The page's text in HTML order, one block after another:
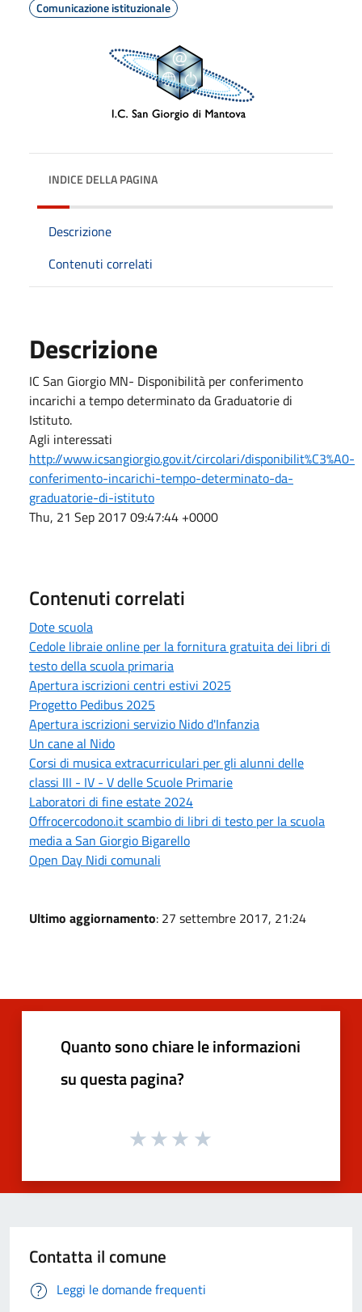
Comunicazione istituzionale
INDICE DELLA PAGINA
Descrizione
Contenuti correlati
Descrizione
IC San Giorgio MN- Disponibilità per conferimento
incarichi a tempo determinato da Graduatorie di
Istituto.
Agli interessati
http://www.icsangiorgio.gov.it/circolari/disponibilit%C3%A0-
conferimento-incarichi-tempo-determinato-da-
graduatorie-di-istituto
Thu, 21 Sep 2017 09:47:44 +0000
Contenuti correlati
Dote scuola
Cedole libraie online per la fornitura gratuita dei libri di
testo della scuola primaria
Apertura iscrizioni centri estivi 2025
Progetto Pedibus 2025
Apertura iscrizioni servizio Nido d'Infanzia
Un cane al Nido
Corsi di musica extracurriculari per gli alunni delle
classi III - IV - V delle Scuole Primarie
Laboratori di fine estate 2024
Offrocercodono.it scambio di libri di testo per la scuola
media a San Giorgio Bigarello
Open Day Nidi comunali
Ultimo aggiornamento: 27 settembre 2017, 21:24
Quanto sono chiare le informazioni
su questa pagina?
Contatta il comune
Leggi le domande frequenti